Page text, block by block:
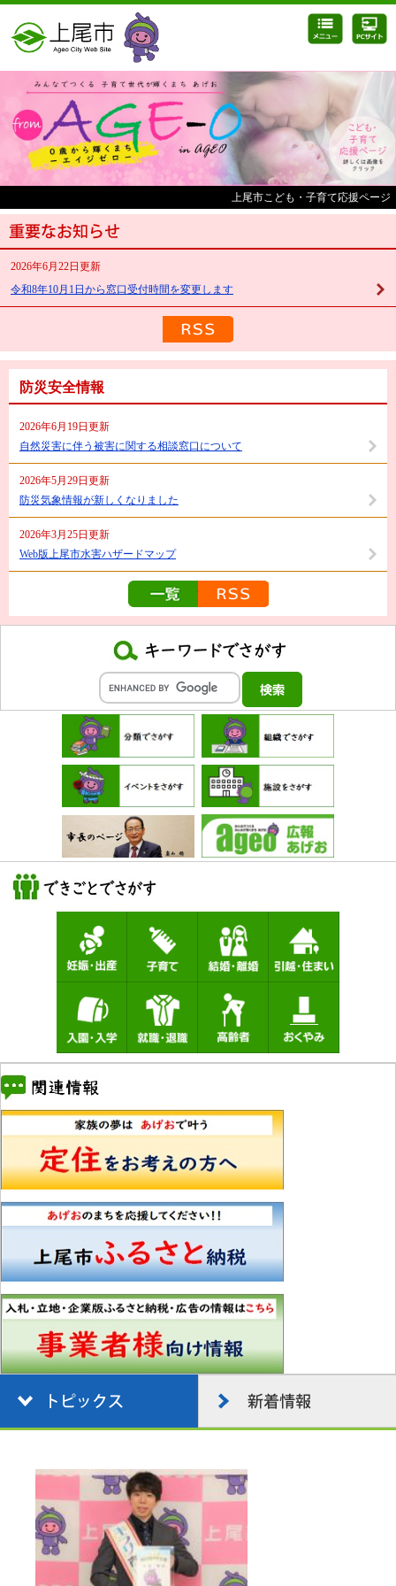
上尾市こども・子育て応援ページ
2026年6月22日更新
令和8年10月1日から窓口受付時間を変更します
防災安全情報
2026年6月19日更新
自然災害に伴う被害に関する相談窓口について
2026年5月29日更新
防災気象情報が新しくなりました
2026年3月25日更新
Web版上尾市水害ハザードマップ
防災安全情報の一覧を見る